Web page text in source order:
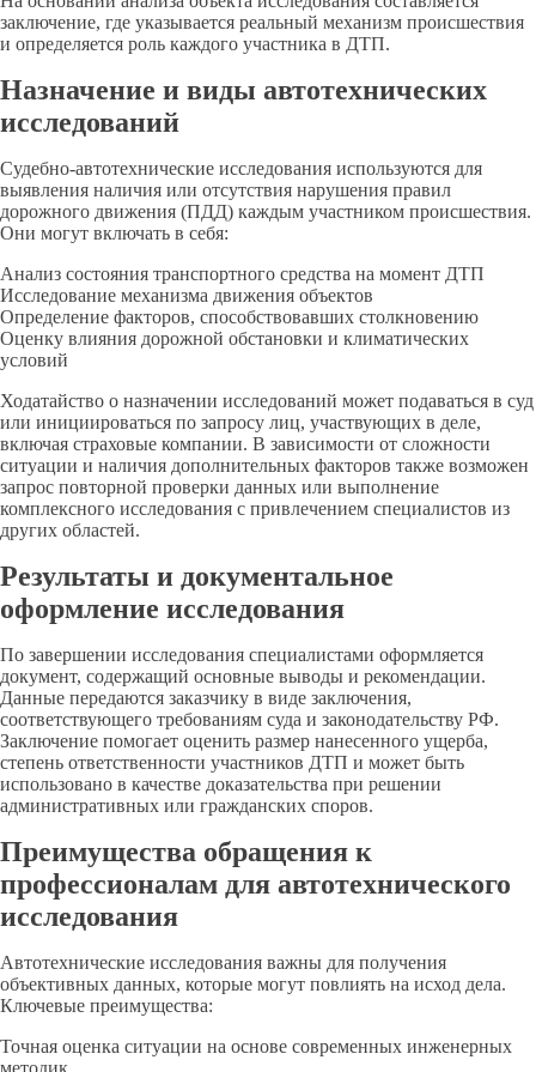
заключение, где указывается реальный механизм происшествия
и определяется роль каждого участника в ДТП.
Назначение и виды автотехнических
исследований
Судебно-автотехнические исследования используются для
выявления наличия или отсутствия нарушения правил
дорожного движения (ПДД) каждым участником происшествия.
Они могут включать в себя:
Анализ состояния транспортного средства на момент ДТП
Исследование механизма движения объектов
Определение факторов, способствовавших столкновению
Оценку влияния дорожной обстановки и климатических
условий
Ходатайство о назначении исследований может подаваться в суд
или инициироваться по запросу лиц, участвующих в деле,
включая страховые компании. В зависимости от сложности
ситуации и наличия дополнительных факторов также возможен
запрос повторной проверки данных или выполнение
комплексного исследования с привлечением специалистов из
других областей.
Результаты и документальное
оформление исследования
По завершении исследования специалистами оформляется
документ, содержащий основные выводы и рекомендации.
Данные передаются заказчику в виде заключения,
соответствующего требованиям суда и законодательству РФ.
Заключение помогает оценить размер нанесенного ущерба,
степень ответственности участников ДТП и может быть
использовано в качестве доказательства при решении
административных или гражданских споров.
Преимущества обращения к
профессионалам для автотехнического
исследования
Автотехнические исследования важны для получения
объективных данных, которые могут повлиять на исход дела.
Ключевые преимущества:
Точная оценка ситуации на основе современных инженерных
методик